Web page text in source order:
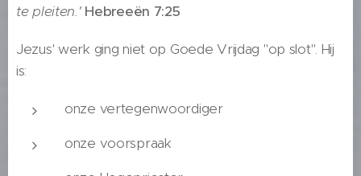
te pleiten.' Hebreeën 7:25
Jezus' werk ging niet op Goede Vrijdag "op slot". Hij
is:
onze vertegenwoordiger
onze voorspraak